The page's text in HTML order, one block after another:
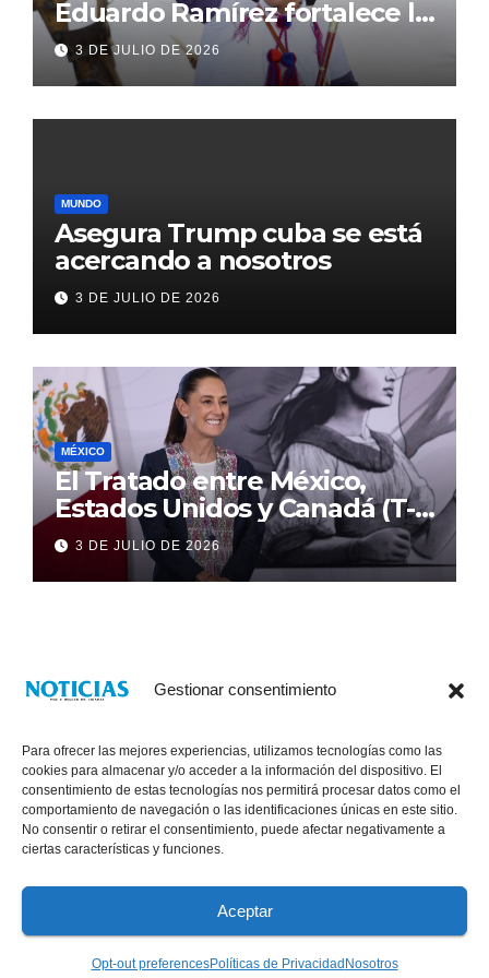
Gestionar consentimiento
Para ofrecer las mejores experiencias, utilizamos tecnologías como las
cookies para almacenar y/o acceder a la información del dispositivo. El
consentimiento de estas tecnologías nos permitirá procesar datos como el
comportamiento de navegación o las identificaciones únicas en este sitio.
No consentir o retirar el consentimiento, puede afectar negativamente a
ciertas características y funciones.
Aceptar
Opt-out preferencesPolíticas de Privacidad Nosotros
Eduardo Ramírez fortalece la
transformación de Aldama
con inversión histórica
3 DE JULIO DE 2026
MUNDO
Asegura Trump cuba se está
acercando a nosotros
3 DE JULIO DE 2026
MÉXICO
El Tratado entre México,
Estados Unidos y Canadá (T-
MEC) se mantiene hasta el
2036: Presidenta Claudia
Sheinbaum
3 DE JULIO DE 2026
® Derechos Reservados 2026|
Chiapas. VENTAS: 961 6120154
Políticas de Privacidad